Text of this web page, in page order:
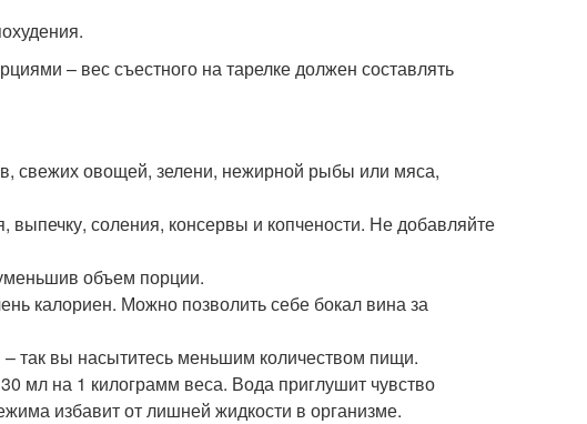
– вес съестного на тарелке должен составлять
свежих овощей, зелени, нежирной рыбы или мяса,
соления, консервы и копчености. Не добавляйте
объем порции.
калориен. Можно позволить себе бокал вина за
так вы насытитесь меньшим количеством пищи.
мл на 1 килограмм веса. Вода приглушит чувство
избавит от лишней жидкости в организме.